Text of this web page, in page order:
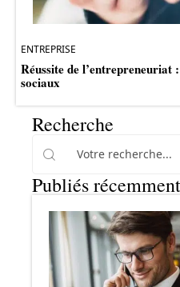
ENTREPRISE
Réussite de l’entrepreneuriat
sociaux
Recherche
Publiés récemment